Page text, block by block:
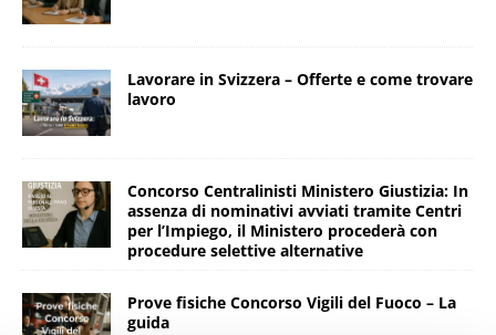
Lavorare in Svizzera – Offerte e come trovare
lavoro
Concorso Centralinisti Ministero Giustizia: In
assenza di nominativi avviati tramite Centri
per l’Impiego, il Ministero procederà con
procedure selettive alternative
Prove fisiche Concorso Vigili del Fuoco – La
guida